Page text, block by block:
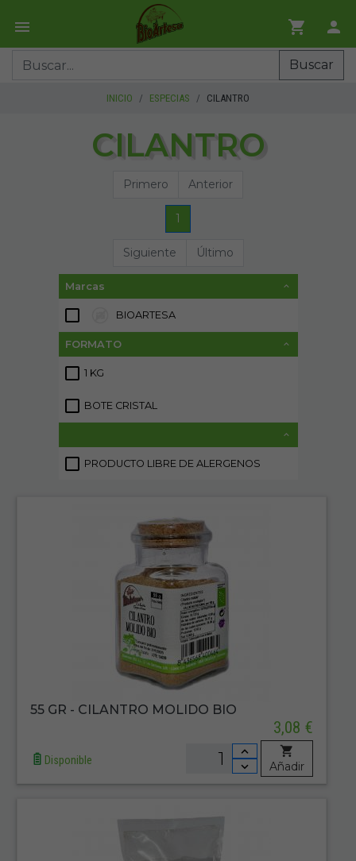
Buscar
INICIO ESPECIAS CILANTRO
CILANTRO
Primero Anterior
1
Siguiente Último
Marcas
BIOARTESA
FORMATO
1 KG
BOTE CRISTAL
PRODUCTO LIBRE DE ALERGENOS
55 GR - CILANTRO MOLIDO BIO
3,08 €
Disponible Añadir